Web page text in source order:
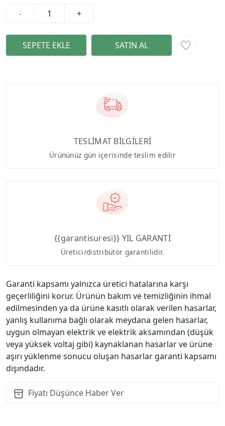
-
+
TESLİMAT BİLGİLERİ
Ürününüz gün içerisinde teslim edilir
{{garantisuresi}} YIL GARANTİ
Üretici/distribütör garantilidir.
Garanti kapsamı yalnızca üretici hatalarına karşı
geçerliliğini korur. Ürünün bakım ve temizliğinin ihmal
edilmesinden ya da ürüne kasıtlı olarak verilen hasarlar,
yanlış kullanıma bağlı olarak meydana gelen hasarlar,
uygun olmayan elektrik ve elektrik aksamından (düşük
veya yüksek voltaj gibi) kaynaklanan hasarlar ve ürüne
aşırı yüklenme sonucu oluşan hasarlar garanti kapsamı
dışındadır.
Fiyatı Düşünce Haber Ver